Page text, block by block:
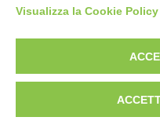
Turbine da neve(0)
Verricelli a scoppio(12)
Visualizza la Cookie